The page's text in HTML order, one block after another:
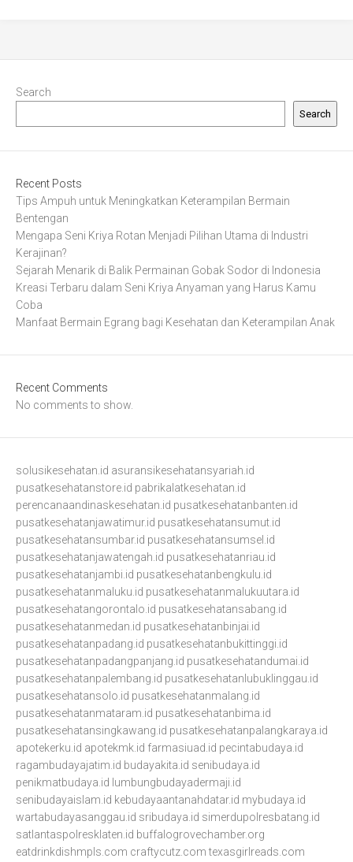
Search
Search
Recent Posts
Tips Ampuh untuk Meningkatkan Keterampilan Bermain
Bentengan
Mengapa Seni Kriya Rotan Menjadi Pilihan Utama di Industri
Kerajinan?
Sejarah Menarik di Balik Permainan Gobak Sodor di Indonesia
Kreasi Terbaru dalam Seni Kriya Anyaman yang Harus Kamu
Coba
Manfaat Bermain Egrang bagi Kesehatan dan Keterampilan Anak
Recent Comments
No comments to show.
solusikesehatan.id asuransikesehatansyariah.id
pusatkesehatanstore.id pabrikalatkesehatan.id
perencanaandinaskesehatan.id pusatkesehatanbanten.id
pusatkesehatanjawatimur.id pusatkesehatansumut.id
pusatkesehatansumbar.id pusatkesehatansumsel.id
pusatkesehatanjawatengah.id pusatkesehatanriau.id
pusatkesehatanjambi.id pusatkesehatanbengkulu.id
pusatkesehatanmaluku.id pusatkesehatanmalukuutara.id
pusatkesehatangorontalo.id pusatkesehatansabang.id
pusatkesehatanmedan.id pusatkesehatanbinjai.id
pusatkesehatanpadang.id pusatkesehatanbukittinggi.id
pusatkesehatanpadangpanjang.id pusatkesehatandumai.id
pusatkesehatanpalembang.id pusatkesehatanlubuklinggau.id
pusatkesehatansolo.id pusatkesehatanmalang.id
pusatkesehatanmataram.id pusatkesehatanbima.id
pusatkesehatansingkawang.id pusatkesehatanpalangkaraya.id
apotekerku.id apotekmk.id farmasiuad.id pecintabudaya.id
ragambudayajatim.id budayakita.id senibudaya.id
penikmatbudaya.id lumbungbudayadermaji.id
senibudayaislam.id kebudayaantanahdatar.id mybudaya.id
wartabudayasanggau.id sribudaya.id simerdupolresbatang.id
satlantaspolresklaten.id buffalogrovechamber.org
eatdrinkdishmpls.com craftycutz.com texasgirlreads.com